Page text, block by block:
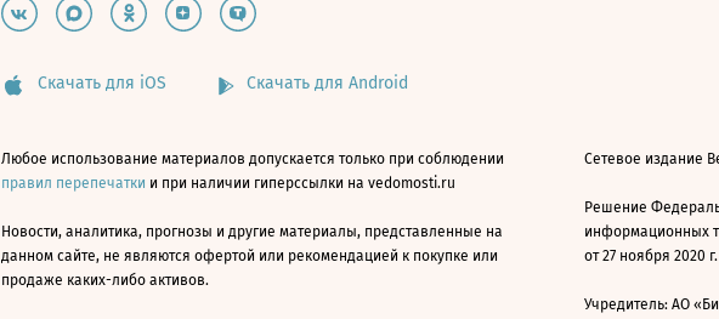
Скачать для iOS Скачать для Android
Любое использование материалов допускается только при соблюдении
правил перепечатки и при наличии гиперссылки на vedomosti.ru
Новости, аналитика, прогнозы и другие материалы, представленные на
данном сайте, не являются офертой или рекомендацией к покупке или
продаже каких-либо активов.
Сетевое издание
Решение
информационных
от 27 ноября 2020
Учредитель: АО